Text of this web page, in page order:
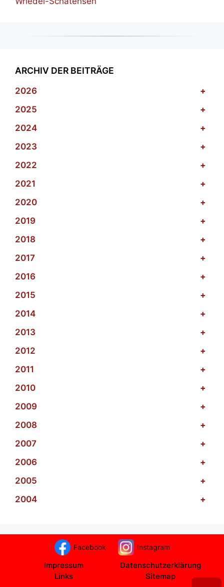
ARCHIV DER BEITRÄGE
2026
+
2025
+
2024
+
2023
+
2022
+
2021
+
2020
+
2019
+
2018
+
2017
+
2016
+
2015
+
2014
+
2013
+
2012
+
2011
+
2010
+
2009
+
2008
+
2007
+
2006
+
2005
+
2004
+
Facebook Instagram
Impressum
Datenschutzerklärung
Links
Sitemap